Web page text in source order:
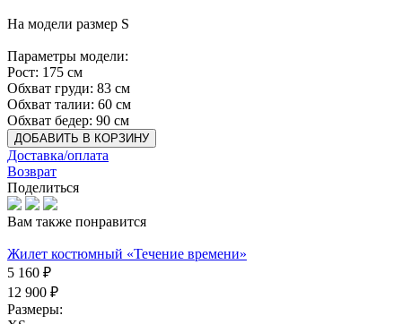
На модели размер S
Параметры модели:
Рост: 175 см
Обхват груди: 83 см
Обхват талии: 60 см
Обхват бедер: 90 см
ДОБАВИТЬ В КОРЗИНУ
Доставка/оплата
Возврат
Поделиться
Вам также понравится
Жилет костюмный «Течение времени»
5 160 ₽
12 900 ₽
Размеры: